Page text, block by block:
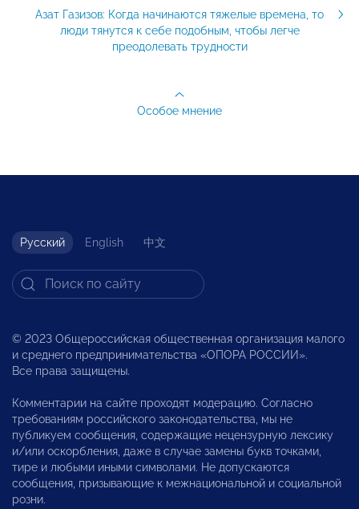
Азат Газизов: Когда начинаются тяжелые времена, то
люди тянутся к себе подобным, чтобы легче
преодолевать трудности
Особое мнение
Русский English 中文
© 2023 Общероссийская общественная организация малого
и среднего предпринимательства «ОПОРА РОССИИ».
Все права защищены.
Комментарии на сайте проходят модерацию. Согласно
требованиям российского законодательства, мы не
публикуем сообщения, содержащие нецензурную лексику
и/или оскорбления, даже в случае замены букв точками,
тире и любыми иными символами. Не допускаются
сообщения, призывающие к межнациональной и социальной
розни.